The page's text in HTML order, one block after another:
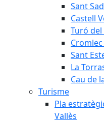
Sant
Castell
Turó
Sant
La
Cau de
Turisme
Pla
Vallès